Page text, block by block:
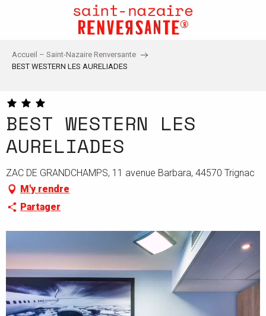
principal
Accueil – Saint-Nazaire Renversante
BEST WESTERN LES AURELIADES
BEST WESTERN LES
AURELIADES
ZAC DE GRANDCHAMPS, 11 avenue Barbara, 44570 Trignac
M'y rendre
Partager